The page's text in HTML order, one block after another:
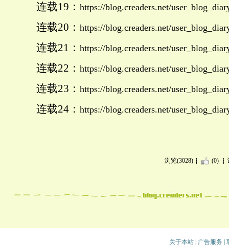
连载19： https://blog.creaders.net/
连载20： https://blog.creaders.net/
连载21： https://blog.creaders.net/
连载22： https://blog.creaders.net/
连载23： https://blog.creaders.net/
连载24： https://blog.creaders.net/
浏览(3028) (0)
关于本站| 广告服务